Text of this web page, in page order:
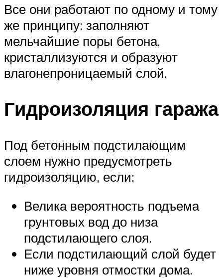
Все они работают по одному и тому
же принципу: заполняют
мельчайшие поры бетона,
кристаллизуются и образуют
влагонепроницаемый слой.
Гидроизоляция гаража
Под бетонным подстилающим
слоем нужно предусмотреть
гидроизоляцию, если:
Велика вероятность подъема
грунтовых вод до низа
подстилающего слоя.
Если подстилающий слой будет
ниже уровня отмостки дома.